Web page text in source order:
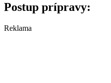
Postup prípravy:
Reklama